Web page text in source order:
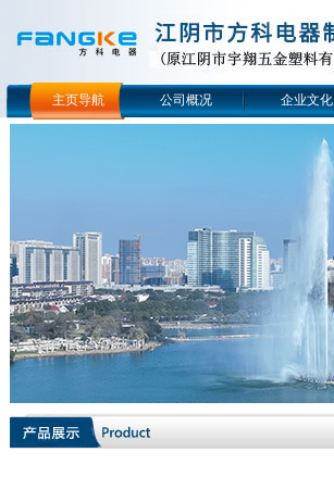
主页导航 公司概况 企业文化